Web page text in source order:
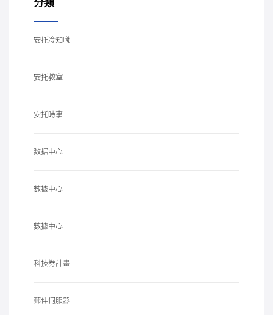
分類
安托冷知職
安托教室
安托時事
数据中心
數據中心
數據中心
科技券計畫
郵件伺服器